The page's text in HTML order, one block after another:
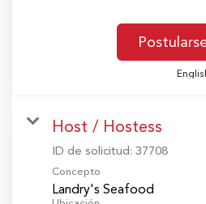
Host / Hostess
ID de solicitud: 37708
Concepto
Landry's Seafood